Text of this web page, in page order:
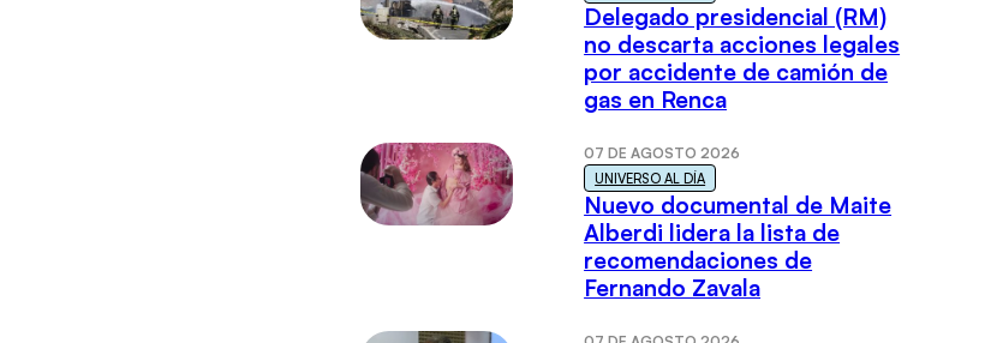
Delegado presidencial (RM)
no descarta acciones legales
por accidente de camión de
gas en Renca
07 DE AGOSTO 2026
UNIVERSO AL DÍA
Nuevo documental de Maite
Alberdi lidera la lista de
recomendaciones de
Fernando Zavala